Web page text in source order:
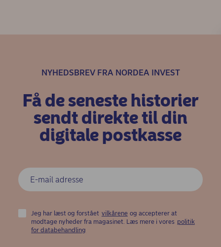
NYHEDSBREV FRA NORDEA INVEST
Få de seneste historier
sendt direkte til din
digitale postkasse
Jeg har læst og forstået vilkårene og accepterer at
modtage nyheder fra magasinet. Læs mere i vores politik
for databehandling